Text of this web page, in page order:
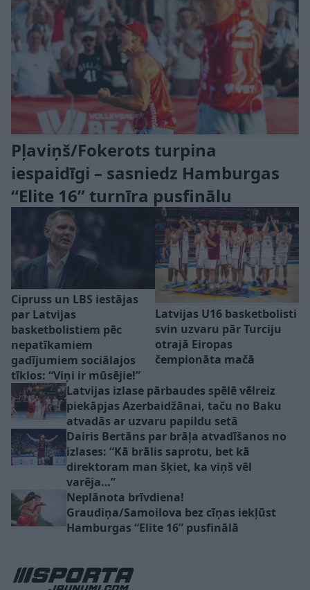
Pļaviņš/Fokerots turpina
iespaidīgi – sasniedz Hamburgas
“Elite 16” turnīra pusfinālu
Cipruss un LBS iestājas
par Latvijas
basketbolistiem pēc
nepatīkamiem
gadījumiem sociālajos
tīklos: “Viņi ir mūsējie!”
Latvijas U16 basketbolisti
svin uzvaru pār Turciju
otrajā Eiropas
čempionāta mačā
Latvijas izlase pārbaudes spēlē vēlreiz
piekāpjas Azerbaidžānai, taču no Baku
atvadās ar uzvaru papildu setā
Dairis Bertāns par brāļa atvadīšanos no
izlases: “Kā brālis saprotu, bet kā
direktoram man šķiet, ka viņš vēl
varēja…”
Neplānota brīvdiena!
Graudiņa/Samoilova bez cīņas iekļūst
Hamburgas “Elite 16” pusfinālā